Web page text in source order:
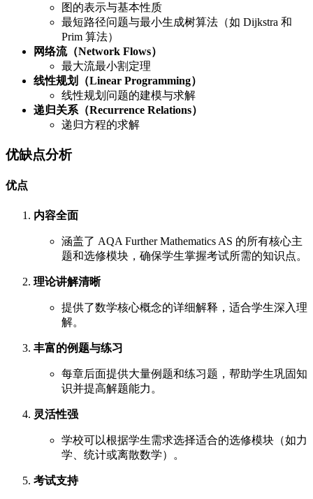
图的表示与基本性质
最短路径问题与最小生成树算法（如 Dijkstra 和
Prim 算法）
网络流（Network Flows）
最大流最小割定理
线性规划（Linear Programming）
线性规划问题的建模与求解
递归关系（Recurrence Relations）
递归方程的求解
优缺点分析
优点
内容全面
涵盖了 AQA Further Mathematics AS 的所有核心主
题和选修模块，确保学生掌握考试所需的知识点。
理论讲解清晰
提供了数学核心概念的详细解释，适合学生深入理
解。
丰富的例题与练习
每章后面提供大量例题和练习题，帮助学生巩固知
识并提高解题能力。
灵活性强
学校可以根据学生需求选择适合的选修模块（如力
学、统计或离散数学）。
考试支持